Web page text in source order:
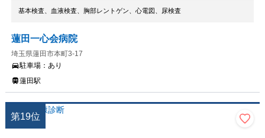
基本検査、血液検査、胸部レントゲン、心電図、尿検査
蓮田一心会病院
埼玉県蓮田市本町3-17
駐車場： あり
蓮田駅
第19位